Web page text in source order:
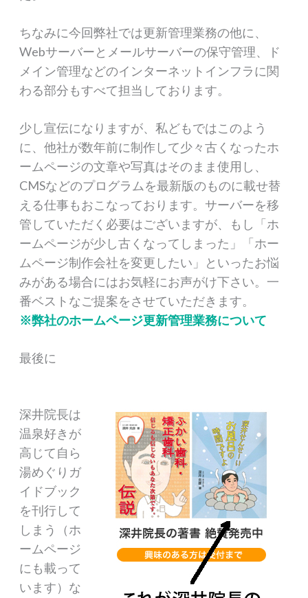
ちなみに今回弊社では更新管理業務の他に、
Webサーバーとメールサーバーの保守管理、ド
メイン管理などのインターネットインフラに関
わる部分もすべて担当しております。
少し宣伝になりますが、私どもではこのよう
に、他社が数年前に制作して少々古くなったホ
ームページの文章や写真はそのまま使用し、
CMSなどのプログラムを最新版のものに載せ替
える仕事もおこなっております。サーバーを移
管していただく必要はございますが、もし「ホ
ームページが少し古くなってしまった」「ホー
ムページ制作会社を変更したい」といったお悩
みがある場合にはお気軽にお声がけ下さい。一
番ベストなご提案をさせていただきます。
※弊社のホームページ更新管理業務について
最後に
深井院長は
温泉好きが
高じて自ら
湯めぐりガ
イドブック
を刊行して
しまう（ホ
ームページ
にも載って
います）な